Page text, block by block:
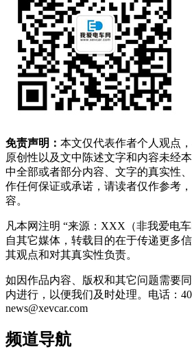
免责声明： 本文仅代表作者个人观点
原创性以及文中陈述文字和内容未经
中全部或者部分内容、文字的真实性
作任何保证或承诺，请读者仅作参考
容。
凡本网注明 “来源：XXX（非我爱电
自其它媒体，转载目的在于传递更多
其观点和对其真实性负责。
如因作品内容、版权和其它问题需要
内进行，以便我们及时处理。电话：
news@xevcar.com
频道导航